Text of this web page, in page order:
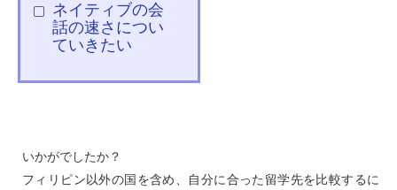
ネイティブの会
話の速さについ
ていきたい
いかがでしたか？
フィリピン以外の国を含め、自分に合った留学先を比較するに